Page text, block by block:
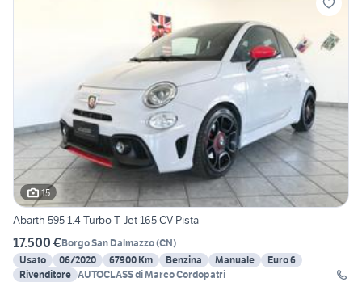
15
Abarth 595 1.4 Turbo T-Jet 165 CV Pista
17.500 €Borgo San Dalmazzo(CN)
Usato
06/2020 67900 Km Benzina Manuale
Euro 6
Rivenditore AUTOCLASS di Marco Cordopatri